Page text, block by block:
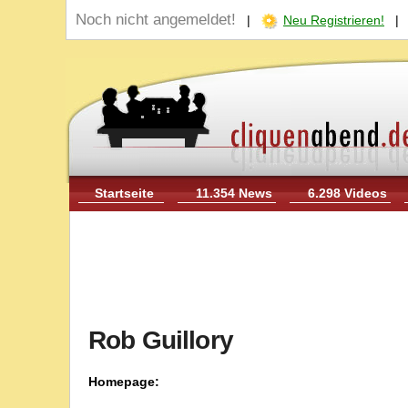
Noch nicht angemeldet! | Neu Registrieren!
Startseite 11.354 News 6.298 Videos
Rob Guillory
Homepage: